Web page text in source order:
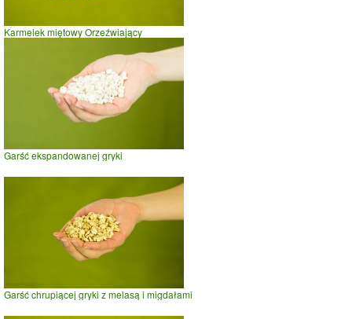
Karmelek miętowy Orzeźwiający
Garść ekspandowanej gryki
Garść chrupiącej gryki z melasą i migdałami